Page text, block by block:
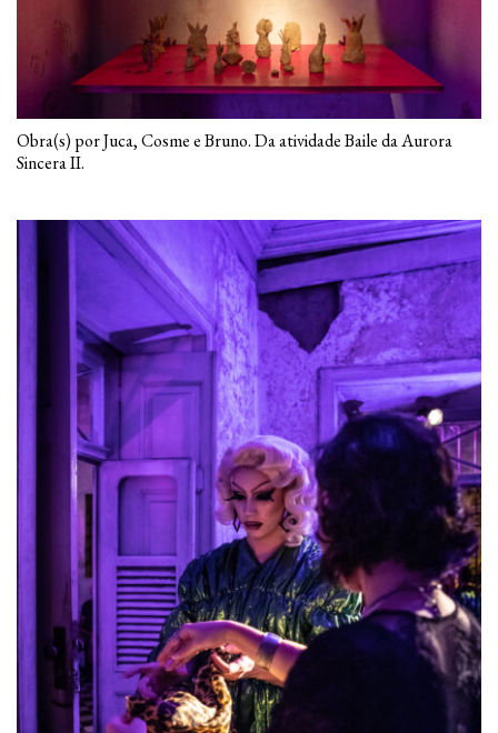
Obra(s) por Juca, Cosme e Bruno. Da atividade Baile da Aurora
Sincera II.